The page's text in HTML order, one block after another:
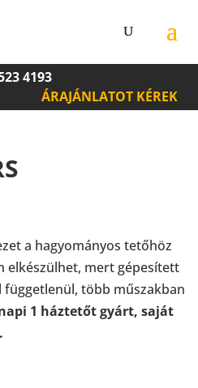
4193
ÁRAJÁNLATOT KÉREK
a hagyományos tetőhöz
elkészülhet, mert gépesített
több műszakban
1 háztetőt gyárt, saját